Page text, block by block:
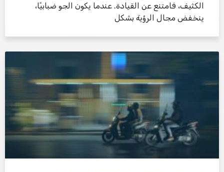
الكثيف، فامتنع عن القيادة. عندما يكون الجو ضبابيًا،
ينخفض ​​مجال الرؤية بشكل